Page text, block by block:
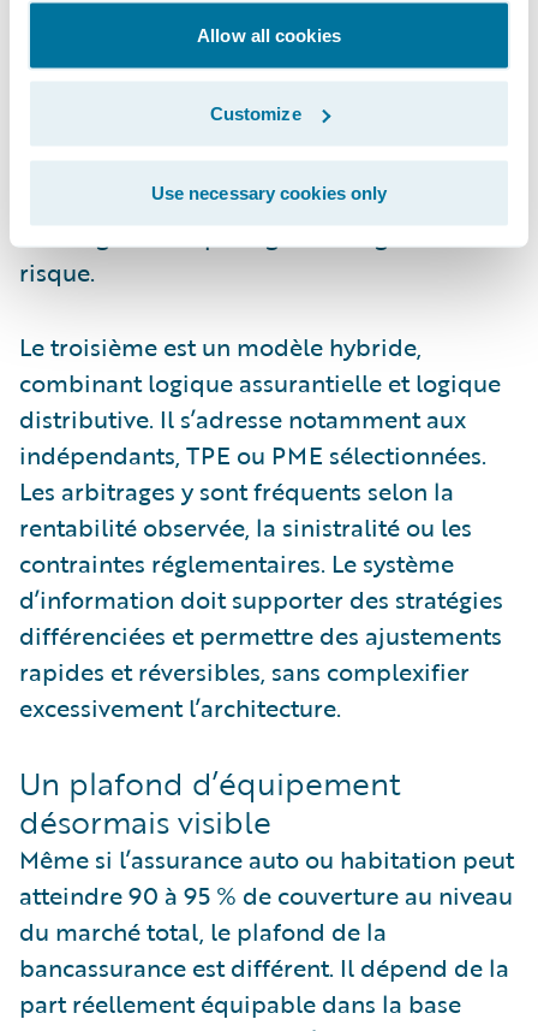
Allow all cookies
Customize
Use necessary cookies only
et à la compétitivité tarifaire. L’exposition
volontairement limitée ou partiellement
externalisée. Le système d’information doit
garantir la rapidité de lancement des offres,
la modularité des garanties et l’agilité des
arbitrages entre portage et délégation du
risque.
Le troisième est un modèle hybride,
combinant logique assurantielle et logique
distributive. Il s’adresse notamment aux
indépendants, TPE ou PME sélectionnées.
Les arbitrages y sont fréquents selon la
rentabilité observée, la sinistralité ou les
contraintes réglementaires. Le système
d’information doit supporter des stratégies
différenciées et permettre des ajustements
rapides et réversibles, sans complexifier
excessivement l’architecture.
Un plafond d’équipement
désormais visible
Même si l’assurance auto ou habitation peut
atteindre 90 à 95 % de couverture au niveau
du marché total, le plafond de la
bancassurance est différent. Il dépend de la
part réellement équipable dans la base